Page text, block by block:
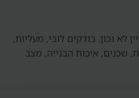
לא נכון. בודקים לובי, מעליות,
שכנים, איכות הבנייה, מצב